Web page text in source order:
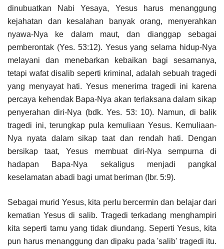
dinubuatkan Nabi Yesaya, Yesus harus menanggung
kejahatan dan kesalahan banyak orang, menyerahkan
nyawa-Nya ke dalam maut, dan dianggap sebagai
pemberontak (Yes. 53:12). Yesus yang selama hidup-Nya
melayani dan menebarkan kebaikan bagi sesamanya,
tetapi wafat disalib seperti kriminal, adalah sebuah tragedi
yang menyayat hati. Yesus menerima tragedi ini karena
percaya kehendak Bapa-Nya akan terlaksana dalam sikap
penyerahan diri-Nya (bdk. Yes. 53: 10). Namun, di balik
tragedi ini, terungkap pula kemuliaan Yesus. Kemuliaan-
Nya nyata dalam sikap taat dan rendah hati. Dengan
bersikap taat, Yesus membuat diri-Nya sempurna di
hadapan Bapa-Nya sekaligus menjadi pangkal
keselamatan abadi bagi umat beriman (Ibr. 5:9).
Sebagai murid Yesus, kita perlu bercermin dan belajar dari
kematian Yesus di salib. Tragedi terkadang menghampiri
kita seperti tamu yang tidak diundang. Seperti Yesus, kita
pun harus menanggung dan dipaku pada 'salib' tragedi itu.